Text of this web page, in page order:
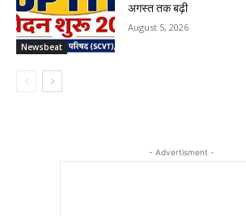
Newsbeat
अगस्त तक बढ़ी
August 5, 2026
- Advertisment -